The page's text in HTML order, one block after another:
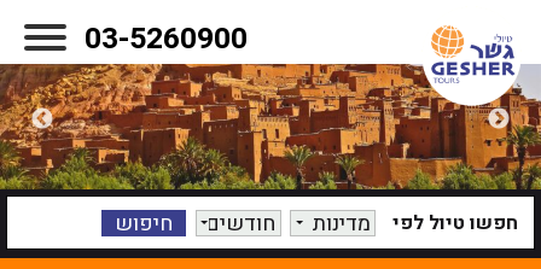
03-5260900
חפשו טיול לפי מדינות חודשים